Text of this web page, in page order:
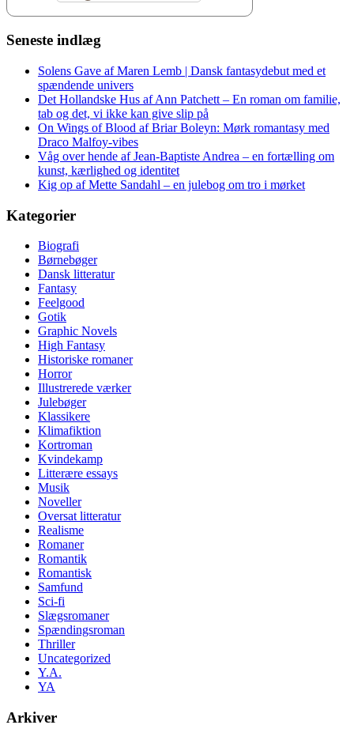
Seneste indlæg
Solens Gave af Maren Lemb | Dansk fantasydebut med et
spændende univers
Det Hollandske Hus af Ann Patchett – En roman om familie,
tab og det, vi ikke kan give slip på
On Wings of Blood af Briar Boleyn: Mørk romantasy med
Draco Malfoy-vibes
Våg over hende af Jean-Baptiste Andrea – en fortælling om
kunst, kærlighed og identitet
Kig op af Mette Sandahl – en julebog om tro i mørket
Kategorier
Biografi
Børnebøger
Dansk litteratur
Fantasy
Feelgood
Gotik
Graphic Novels
High Fantasy
Historiske romaner
Horror
Illustrerede værker
Julebøger
Klassikere
Klimafiktion
Kortroman
Kvindekamp
Litterære essays
Musik
Noveller
Oversat litteratur
Realisme
Romaner
Romantik
Romantisk
Samfund
Sci-fi
Slægsromaner
Spændingsroman
Thriller
Uncategorized
Y.A.
YA
Arkiver